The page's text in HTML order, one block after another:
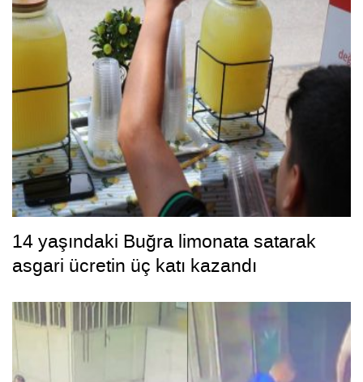
14 yaşındaki Buğra limonata satarak
asgari ücretin üç katı kazandı